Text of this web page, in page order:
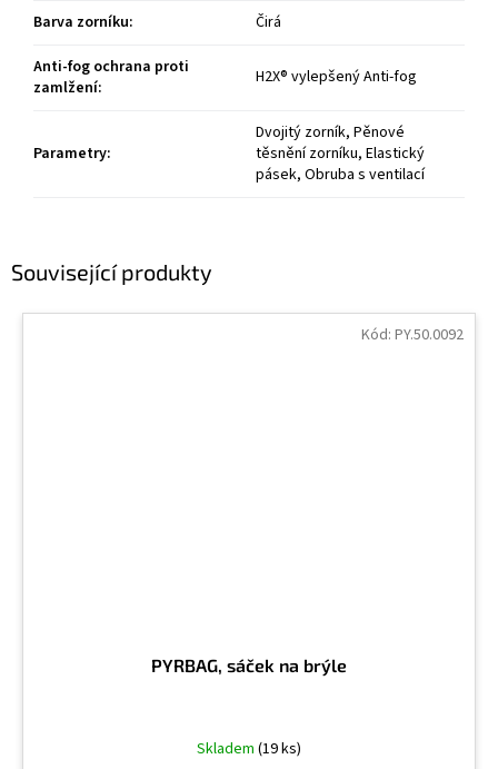
Související produkty
PYRBAG, sáček na brýle
Skladem (19 ks)
Kód: PY.50.0092
Barva zorníku:
Čirá
Anti-fog ochrana proti
zamlžení: H2X® vylepšený Anti-fog
Parametry:
Dvojitý zorník, Pěnové
těsnění zorníku, Elastický
pásek, Obruba s ventilací